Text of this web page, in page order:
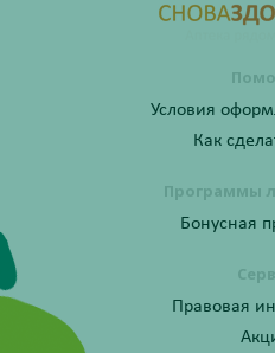
Условия
Как
Программы
Бонусная
Правовая